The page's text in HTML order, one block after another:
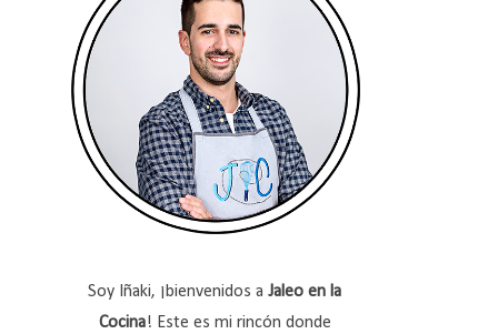
Soy Iñaki, ¡bienvenidos a Jaleo en la
Cocina! Este es mi rincón donde